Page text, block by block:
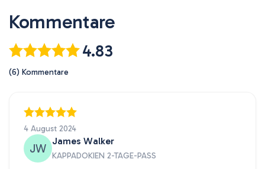
Kommentare
4.83
(6) Kommentare
4 August 2024
JW
James Walker
KAPPADOKIEN 2-TAGE-PASS